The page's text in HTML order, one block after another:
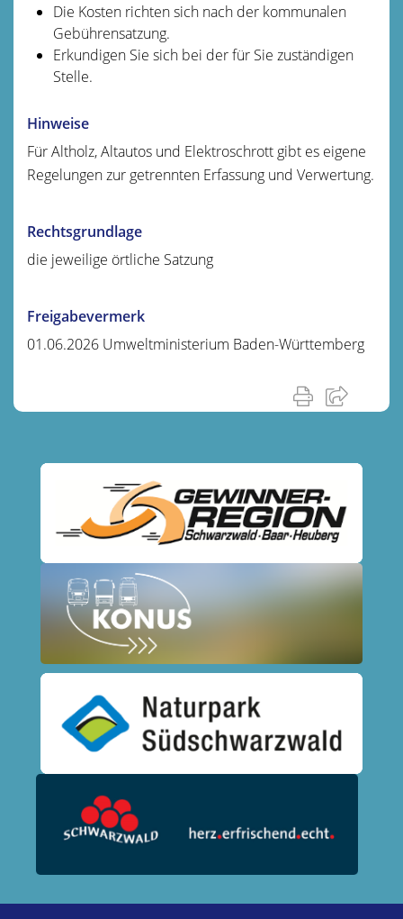
Die Kosten richten sich nach der kommunalen
Gebührensatzung.
Erkundigen Sie sich bei der für Sie zuständigen
Stelle.
Hinweise
Für Altholz, Altautos und Elektroschrott gibt es eigene
Regelungen zur getrennten Erfassung und Verwertung.
Rechtsgrundlage
die jeweilige örtliche Satzung
Freigabevermerk
01.06.2026 Umweltministerium Baden-Württemberg